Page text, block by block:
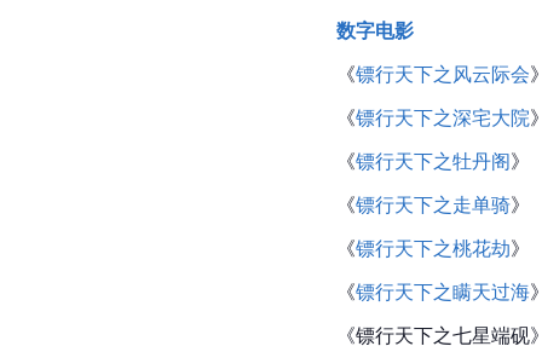
数字电影
《镖行天下之风云际会
《镖行天下之深宅大院
《镖行天下之牡丹阁》
《镖行天下之走单骑》
《镖行天下之桃花劫》
《镖行天下之瞒天过海
《镖行天下之七星端砚